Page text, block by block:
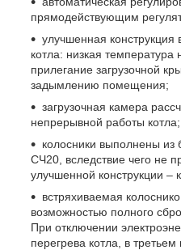
прямодействующим
улучшенная конструкция
котла: низкая температура
прилегание загрузочной
задымлению помещения;
загрузочная камера
непрерывной работы котла;
колосники выполнены из
СЧ20, вследствие чего не
улучшенной конструкции –
встряхиваемая
возможностью полного
При отключении
перегрева котла, в